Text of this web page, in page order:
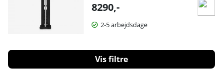
8290,-
2-5 arbejdsdage
Filtrér